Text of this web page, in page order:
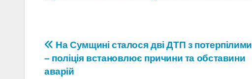
Навігація
записів
На Сумщині сталося дві ДТП з потерпілими
– поліція встановлює причини та обставини
аварій